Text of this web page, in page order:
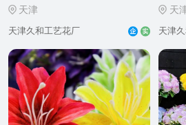
天津
天津久和工艺花厂
天
天津